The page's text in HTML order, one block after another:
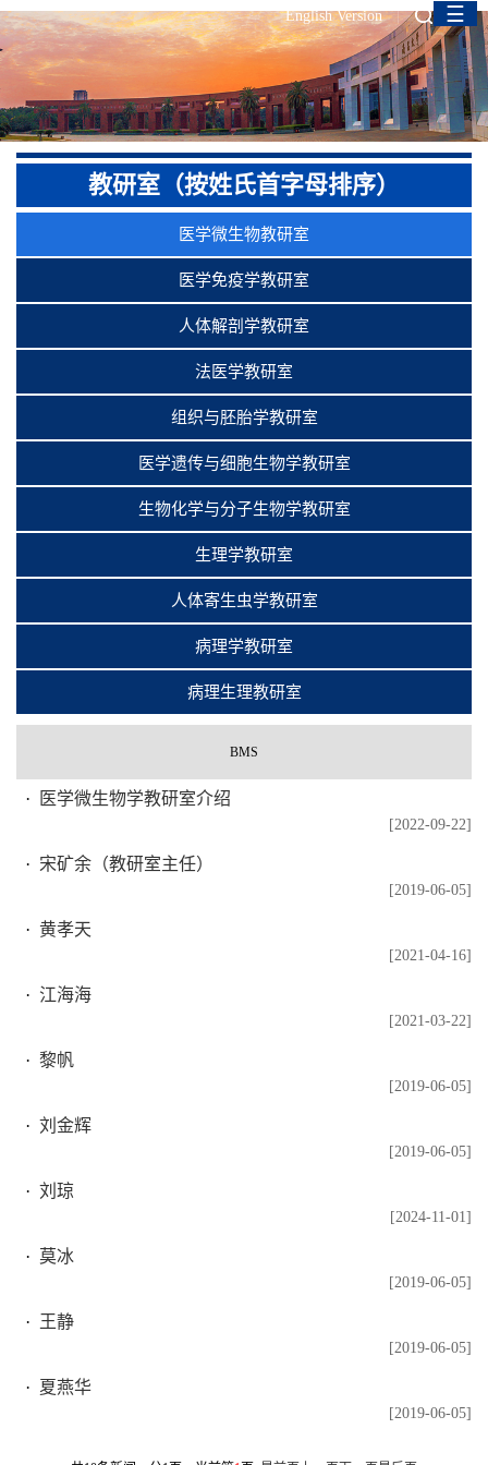
English Version ☰
教研室（按姓氏首字母排序）
医学微生物教研室
医学免疫学教研室
人体解剖学教研室
法医学教研室
组织与胚胎学教研室
医学遗传与细胞生物学教研室
生物化学与分子生物学教研室
生理学教研室
人体寄生虫学教研室
病理学教研室
病理生理教研室
BMS
医学微生物学教研室介绍
[2022-09-22]
宋矿余（教研室主任）
[2019-06-05]
黄孝天
[2021-04-16]
江海海
[2021-03-22]
黎帆
[2019-06-05]
刘金辉
[2019-06-05]
刘琼
[2024-11-01]
莫冰
[2019-06-05]
王静
[2019-06-05]
夏燕华
[2019-06-05]